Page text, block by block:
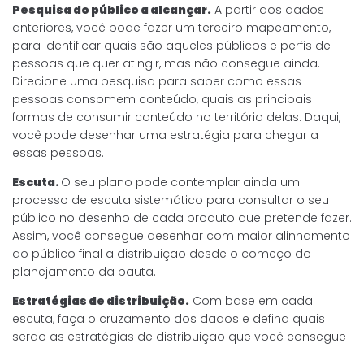
Pesquisa do público a alcançar. A partir dos dados
anteriores, você pode fazer um terceiro mapeamento,
para identificar quais são aqueles públicos e perfis de
pessoas que quer atingir, mas não consegue ainda.
Direcione uma pesquisa para saber como essas
pessoas consomem conteúdo, quais as principais
formas de consumir conteúdo no território delas. Daqui,
você pode desenhar uma estratégia para chegar a
essas pessoas.
Escuta. O seu plano pode contemplar ainda um
processo de escuta sistemático para consultar o seu
público no desenho de cada produto que pretende fazer.
Assim, você consegue desenhar com maior alinhamento
ao público final a distribuição desde o começo do
planejamento da pauta.
Estratégias de distribuição. Com base em cada
escuta, faça o cruzamento dos dados e defina quais
serão as estratégias de distribuição que você consegue